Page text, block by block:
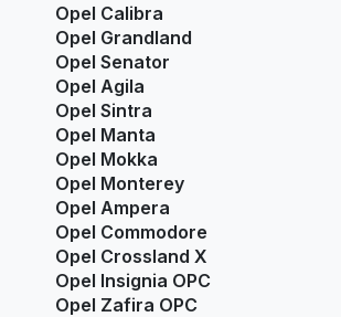
Opel Calibra
Opel Grandland
Opel Senator
Opel Agila
Opel Sintra
Opel Manta
Opel Mokka
Opel Monterey
Opel Ampera
Opel Commodore
Opel Crossland X
Opel Insignia OPC
Opel Zafira OPC